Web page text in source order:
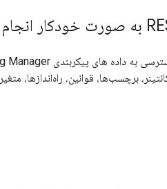
برچسب‌ها، قوانین، راه‌اندازها،